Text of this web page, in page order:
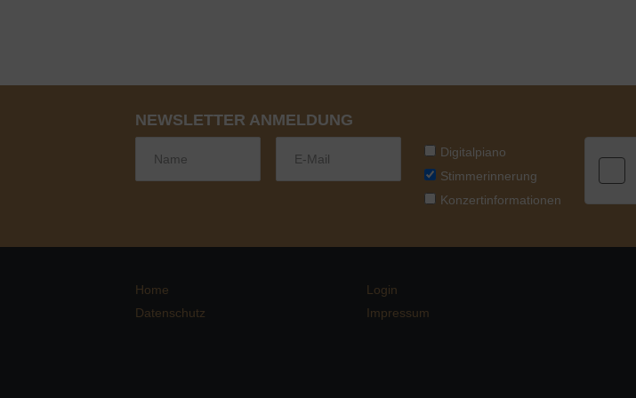
NEWSLETTER ANMELDUNG
Digitalpiano
Stimmerinnerung
Konzertinformationen
Home
Login
Datenschutz
Impressum